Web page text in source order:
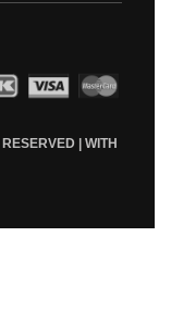
| WITH